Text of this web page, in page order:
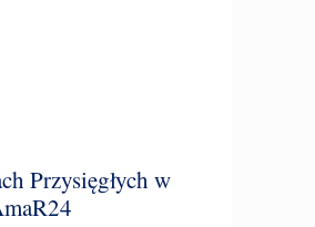
Przysięgłych w